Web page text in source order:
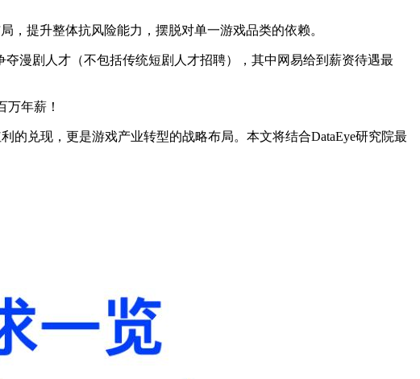
提升整体抗风险能力，摆脱对单一游戏品类的依赖。
漫剧人才（不包括传统短剧人才招聘），其中网易给到薪资待遇最
年薪！
兑现，更是游戏产业转型的战略布局。本文将结合DataEye研究院最